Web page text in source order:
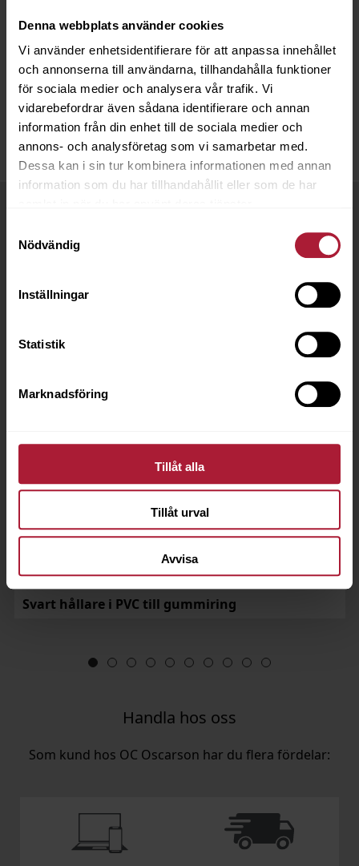
Denna webbplats använder cookies
Vi använder enhetsidentifierare för att anpassa innehållet
och annonserna till användarna, tillhandahålla funktioner
för sociala medier och analysera vår trafik. Vi
vidarebefordrar även sådana identifierare och annan
information från din enhet till de sociala medier och
annons- och analysföretag som vi samarbetar med.
Dessa kan i sin tur kombinera informationen med annan
information som du har tillhandahållit eller som de har
Nödvändig
Inställningar
Statistik
Marknadsföring
Tillåt alla
Tillåt urval
Avvisa
3815-0100
Saldo230
Svart hållare i PVC till gummiring
Handla hos oss
Som kund hos OC Oscarson har du flera fördelar: